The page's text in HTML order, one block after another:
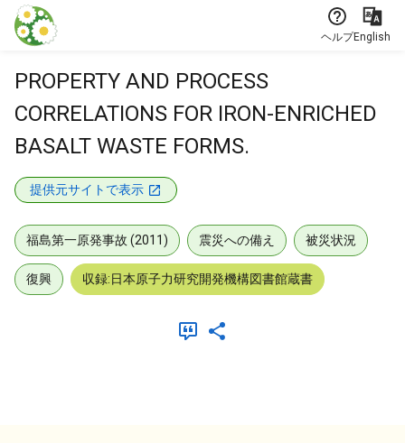
本文に飛ぶ
ヘルプEnglish
PROPERTY AND PROCESS
CORRELATIONS FOR IRON-ENRICHED
BASALT WASTE FORMS.
提供元サイトで表示
福島第一原発事故 (2011) 震災への備え 被災状況
復興 収録:日本原子力研究開発機構図書館蔵書